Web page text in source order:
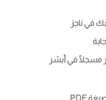
في ناجز
مسجلًا في أبشر